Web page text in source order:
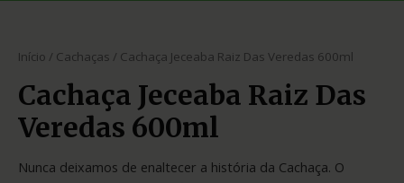
Início / Cachaças / Cachaça Jeceaba Raiz Das Veredas 600ml
Cachaça Jeceaba Raiz Das
Veredas 600ml
Nunca deixamos de enaltecer a história da Cachaça. O